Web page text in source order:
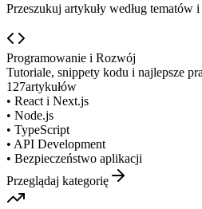
Przeszukuj artykuły według tematów
Programowanie i Rozwój
Tutoriale, snippety kodu i najlepsze
127artykułów
• React i Next.js
• Node.js
• TypeScript
• API Development
• Bezpieczeństwo aplikacji
Przeglądaj kategorię